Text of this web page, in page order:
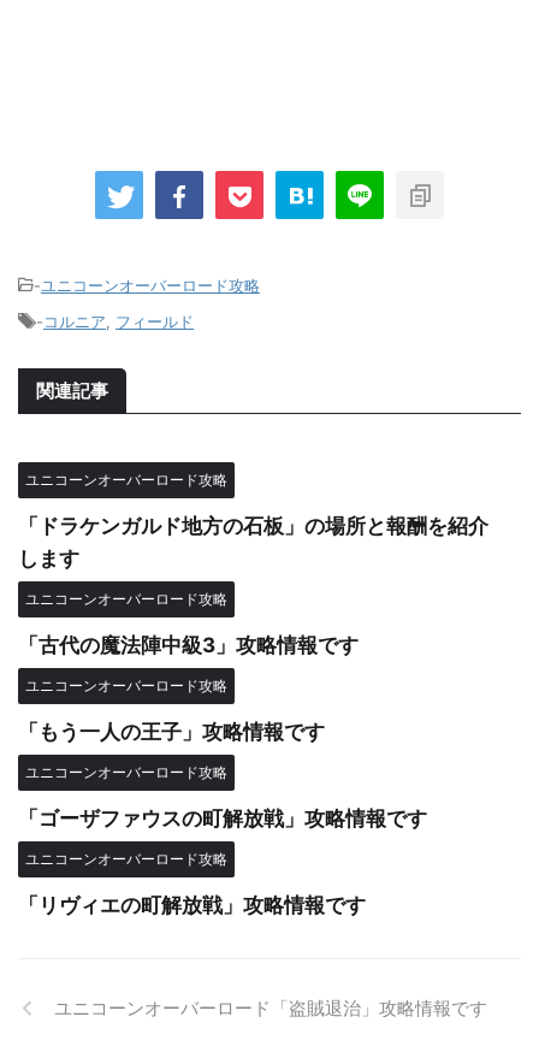
-ユニコーンオーバーロード攻略
-コルニア フィールド
関連記事
ユニコーンオーバーロード攻略
「ドラケンガルド地方の石板」の場所と報酬を紹介
します
ユニコーンオーバーロード攻略
「古代の魔法陣中級3」攻略情報です
ユニコーンオーバーロード攻略
「もう一人の王子」攻略情報です
ユニコーンオーバーロード攻略
「ゴーザファウスの町解放戦」攻略情報です
ユニコーンオーバーロード攻略
「リヴィエの町解放戦」攻略情報です
ユニコーンオーバーロード「盗賊退治」攻略情報です